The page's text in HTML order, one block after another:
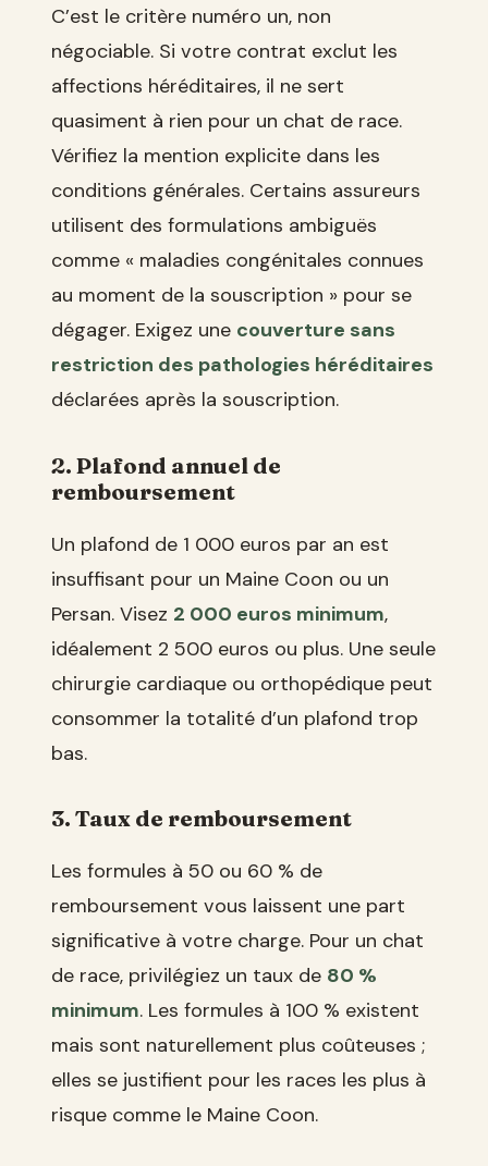
C’est le critère numéro un, non
négociable. Si votre contrat exclut les
affections héréditaires, il ne sert
quasiment à rien pour un chat de race.
Vérifiez la mention explicite dans les
conditions générales. Certains assureurs
utilisent des formulations ambiguës
comme « maladies congénitales connues
au moment de la souscription » pour se
dégager. Exigez une couverture sans
restriction des pathologies héréditaires
déclarées après la souscription.
2. Plafond annuel de
remboursement
Un plafond de 1 000 euros par an est
insuffisant pour un Maine Coon ou un
Persan. Visez 2 000 euros minimum,
idéalement 2 500 euros ou plus. Une seule
chirurgie cardiaque ou orthopédique peut
consommer la totalité d’un plafond trop
bas.
3. Taux de remboursement
Les formules à 50 ou 60 % de
remboursement vous laissent une part
significative à votre charge. Pour un chat
de race, privilégiez un taux de 80 %
minimum. Les formules à 100 % existent
mais sont naturellement plus coûteuses ;
elles se justifient pour les races les plus à
risque comme le Maine Coon.